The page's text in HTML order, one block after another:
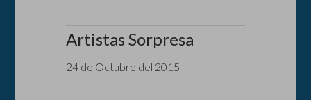
Artistas Sorpresa
24 de Octubre del 2015